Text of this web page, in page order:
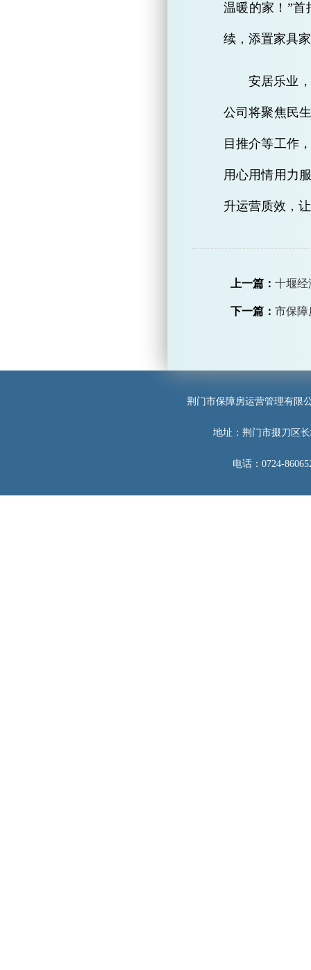
温暖的家！”
续，添置家具
安居乐业
公司将聚焦民
目推介等工作
用心用情用力
升运营质效，
上一篇： 十堰经
下一篇： 市保障
荆门市保障房运营管理有限
地址：荆门市掇刀区
电话：0724-